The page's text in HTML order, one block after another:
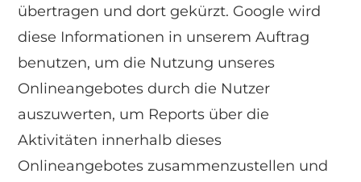
übertragen und dort gekürzt. Google wird
diese Informationen in unserem Auftrag
benutzen, um die Nutzung unseres
Onlineangebotes durch die Nutzer
auszuwerten, um Reports über die
Aktivitäten innerhalb dieses
Onlineangebotes zusammenzustellen und